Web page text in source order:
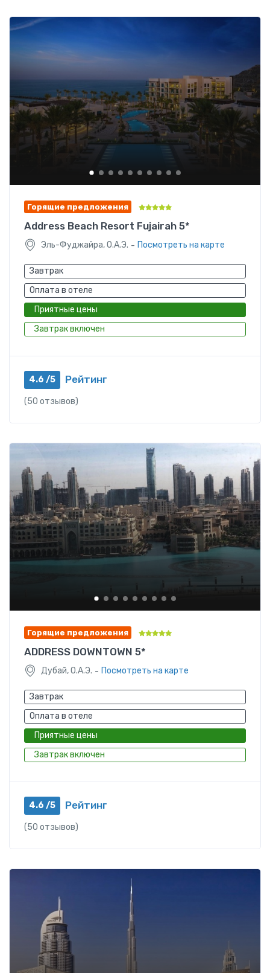
Горящие предложения
Address Beach Resort Fujairah 5*
Эль-Фуджайра, О.А.Э. - Посмотреть на карте
Завтрак
Оплата в отеле
Приятные цены
Завтрак включен
4.6 /5 Рейтинг
(50 отзывов)
Горящие предложения
ADDRESS DOWNTOWN 5*
Дубай, О.А.Э. - Посмотреть на карте
Завтрак
Оплата в отеле
Приятные цены
Завтрак включен
4.6 /5 Рейтинг
(50 отзывов)